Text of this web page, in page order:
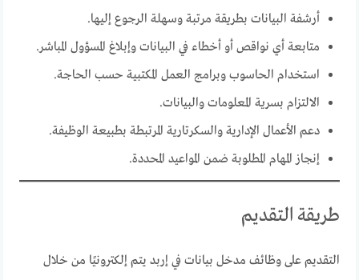
أرشفة البيانات بطريقة مرتبة وسهلة الرجوع إليها.
متابعة أي نواقص أو أخطاء في البيانات وإبلاغ المسؤول المباشر.
استخدام الحاسوب وبرامج العمل المكتبية حسب الحاجة.
الالتزام بسرية المعلومات والبيانات.
دعم الأعمال الإدارية والسكرتارية المرتبطة بطبيعة الوظيفة.
إنجاز المهام المطلوبة ضمن المواعيد المحددة.
طريقة التقديم
التقديم على وظائف مدخل بيانات في إربد يتم إلكترونيًا من خلال